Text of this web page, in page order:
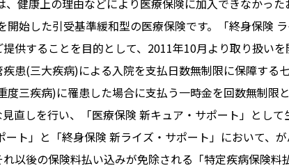
開始した引受基準緩和型の医療保険です。「終身保険
供することを目的として、2011年10月より取り扱いを
患(三大疾病)による入院を支払日数無制限に保障する
度三疾病)に罹患した場合に支払う一時金を回数無制限
直しを行い、「医療保険 新キュア・サポート」として
ト」と「終身保険 新ライズ・サポート」において、
以後の保険料払い込みが免除される「特定疾病保険